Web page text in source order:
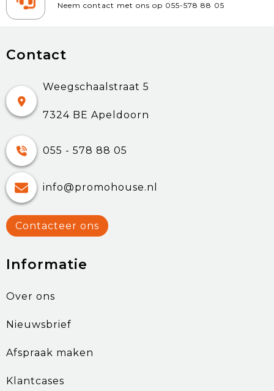
Neem contact met ons op 055-578 88 05
Contact
Weegschaalstraat 5
7324 BE Apeldoorn
055 - 578 88 05
info@promohouse.nl
Contacteer ons
Informatie
Over ons
Nieuwsbrief
Afspraak maken
Klantcases